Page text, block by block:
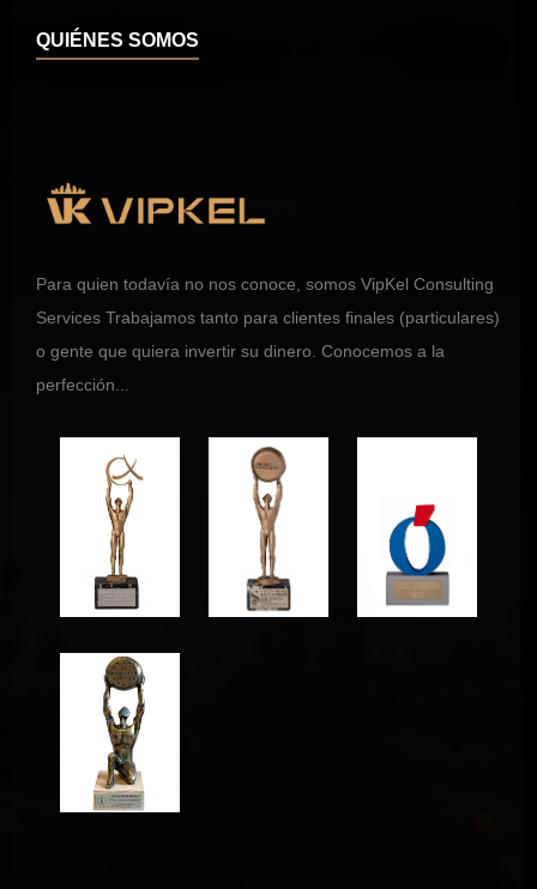
QUIÉNES SOMOS
Para quien todavía no nos conoce, somos VipKel Consulting
Services Trabajamos tanto para clientes finales (particulares)
o gente que quiera invertir su dinero. Conocemos a la
perfección...